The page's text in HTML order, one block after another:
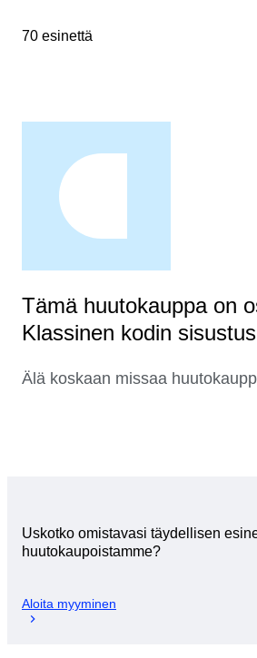
70 esinettä
Tämä huutokauppa on
Klassinen kodin sisustus
Älä koskaan missaa
Uskotko omistavasi täydellisen
huutokaupoistamme?
Aloita myyminen